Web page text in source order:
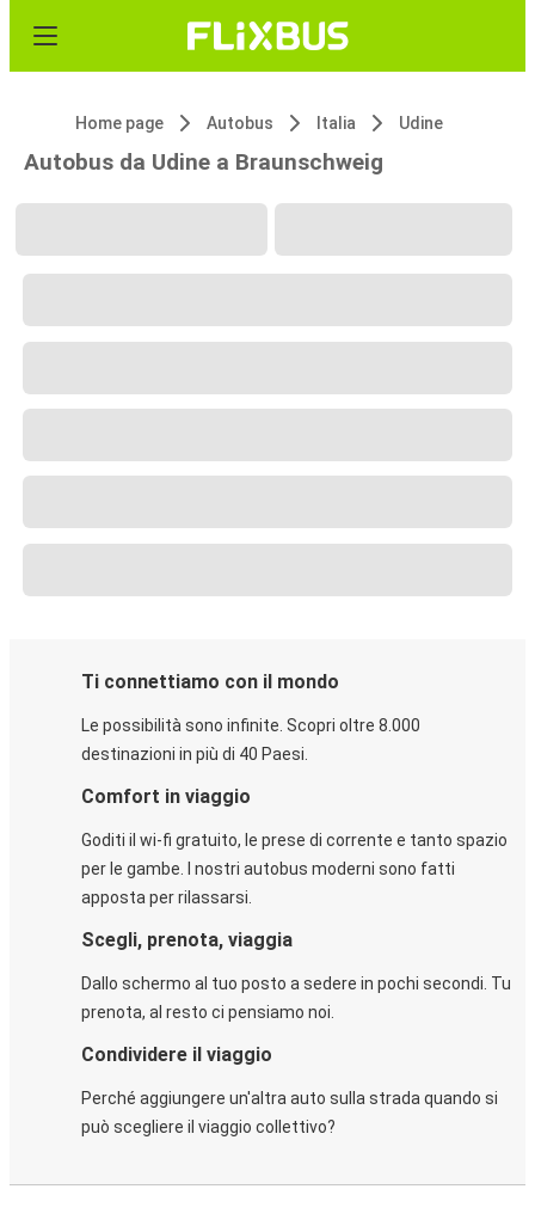
Home page Autobus Italia Udine
Autobus da Udine a Braunschweig
Ti connettiamo con il mondo
Le possibilità sono infinite. Scopri oltre 8.000
destinazioni in più di 40 Paesi.
Comfort in viaggio
Goditi il wi-fi gratuito, le prese di corrente e tanto spazio
per le gambe. I nostri autobus moderni sono fatti
apposta per rilassarsi.
Scegli, prenota, viaggia
Dallo schermo al tuo posto a sedere in pochi secondi. Tu
prenota, al resto ci pensiamo noi.
Condividere il viaggio
Perché aggiungere un'altra auto sulla strada quando si
può scegliere il viaggio collettivo?